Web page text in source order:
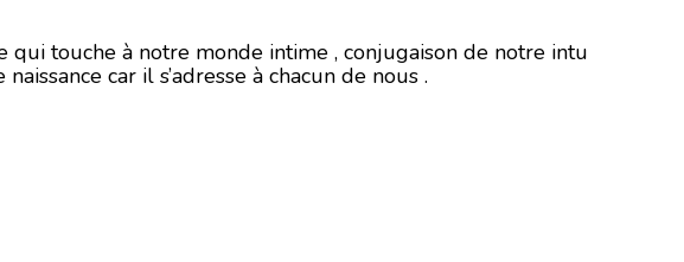
touche à notre monde intime , conjugaison de notre intu
car il s’adresse à chacun de nous .